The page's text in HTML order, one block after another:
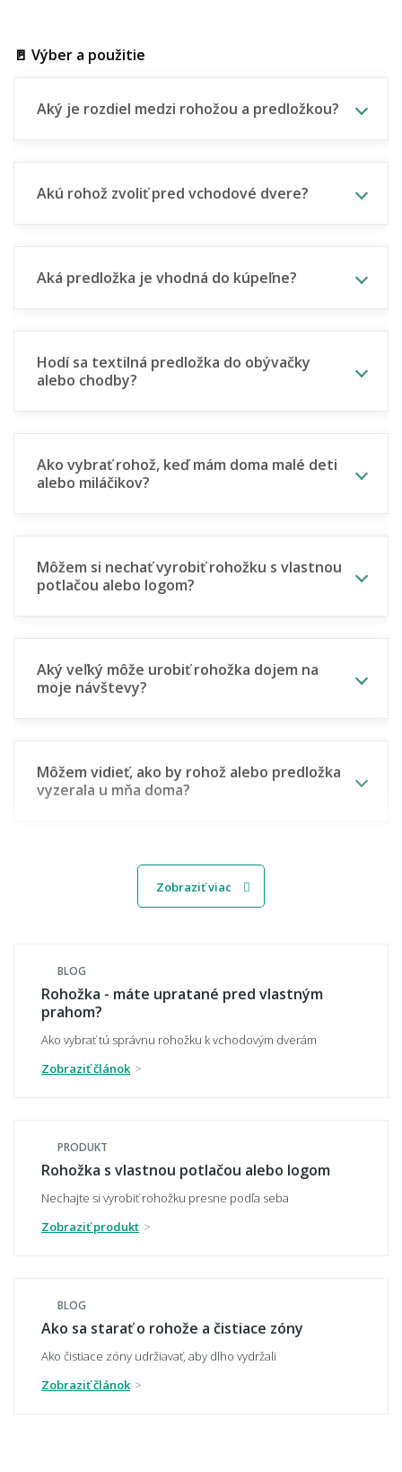
🚪 Výber a použitie
Aký je rozdiel medzi rohožou a predložkou?
Akú rohož zvoliť pred vchodové dvere?
Aká predložka je vhodná do kúpeľne?
Hodí sa textilná predložka do obývačky
alebo chodby?
Ako vybrať rohož, keď mám doma malé deti
alebo miláčikov?
Môžem si nechať vyrobiť rohožku s vlastnou
potlačou alebo logom?
Aký veľký môže urobiť rohožka dojem na
moje návštevy?
Môžem vidieť, ako by rohož alebo predložka
vyzerala u mňa doma?
🧵 Materiál a odolnosť
Čo je kokosová rohož a na čo sa hodí?
Vydrží vonkajšia rohož mráz, dážď a sneh?
🧼 Čistenie a údržba
Zobraziť viac
BLOG
Rohožka - máte upratané pred vlastným
prahom?
Ako vybrať tú správnu rohožku k vchodovým dverám
Zobraziť článok
PRODUKT
Rohožka s vlastnou potlačou alebo logom
Nechajte si vyrobiť rohožku presne podľa seba
Zobraziť produkt
BLOG
Ako sa starať o rohože a čistiace zóny
Ako čistiace zóny udržiavať, aby dlho vydržali
Zobraziť článok